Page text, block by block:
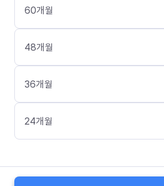
60개월
48개월
36개월
24개월